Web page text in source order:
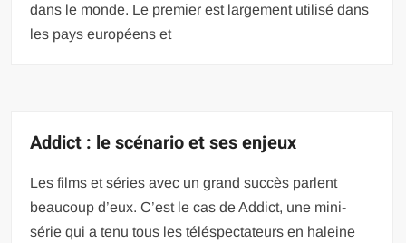
dans le monde. Le premier est largement utilisé dans
les pays européens et
Addict : le scénario et ses enjeux
Les films et séries avec un grand succès parlent
beaucoup d’eux. C’est le cas de Addict, une mini-
série qui a tenu tous les téléspectateurs en haleine